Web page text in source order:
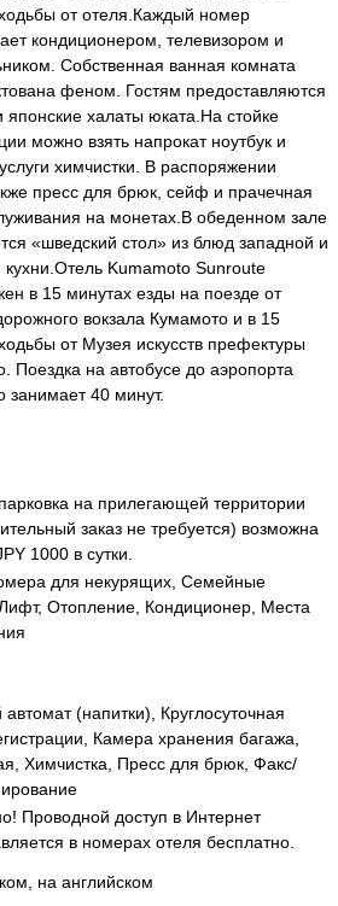
от отеля.Каждый номер
кондиционером, телевизором и
Собственная ванная комната
феном. Гостям предоставляются
японские халаты юката.На стойке
можно взять напрокат ноутбук и
химчистки. В распоряжении
пресс для брюк, сейф и прачечная
на монетах.В обеденном зале
«шведский стол» из блюд западной и
кухни.Отель Kumamoto Sunroute
в 15 минутах езды на поезде от
вокзала Кумамото и в 15
от Музея искусств префектуры
Поездка на автобусе до аэропорта
занимает 40 минут.
на прилегающей территории
заказ не требуется) возможна
1000 в сутки.
для некурящих, Семейные
Отопление, Кондиционер, Места
автомат (напитки), Круглосуточная
Камера хранения багажа,
Химчистка, Пресс для брюк, Факс/
Проводной доступ в Интернет
в номерах отеля бесплатно.
на английском